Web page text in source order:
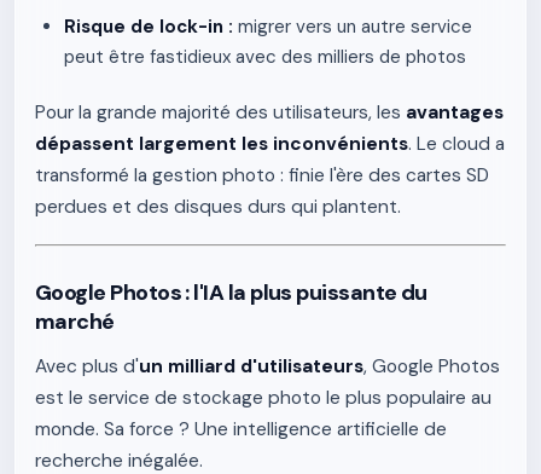
Risque de lock-in : migrer vers un autre service
peut être fastidieux avec des milliers de photos
Pour la grande majorité des utilisateurs, les avantages
dépassent largement les inconvénients. Le cloud a
transformé la gestion photo : finie l'ère des cartes SD
perdues et des disques durs qui plantent.
Google Photos : l'IA la plus puissante du
marché
Avec plus d'un milliard d'utilisateurs, Google Photos
est le service de stockage photo le plus populaire au
monde. Sa force ? Une intelligence artificielle de
recherche inégalée.